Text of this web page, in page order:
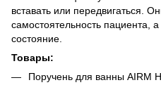
вставать или передвигаться.
самостоятельность пациента,
состояние.
Товары:
Поручень для ванны AIRM